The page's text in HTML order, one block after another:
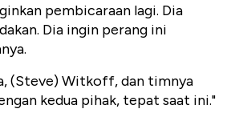
pembicaraan lagi. Dia
Dia ingin perang ini
(Steve) Witkoff, dan timnya
kedua pihak, tepat saat ini."